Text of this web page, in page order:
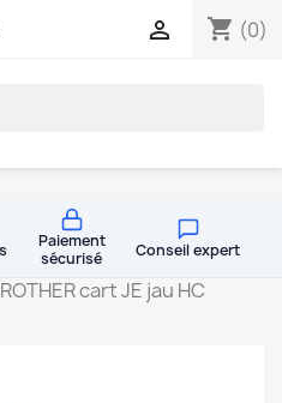
shopping_cart (0)

Paiement
sécurisé
Conseil expert
cart JE jau HC